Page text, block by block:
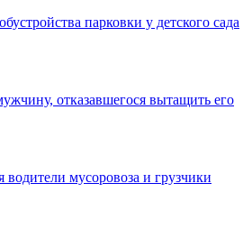
парковки у детского сада
отказавшегося вытащить его
мусоровоза и грузчики